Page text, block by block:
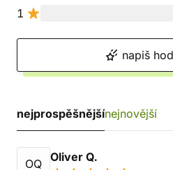
1
napiš
nejprospěšnějšínejnovější
OQ Oliver Q.